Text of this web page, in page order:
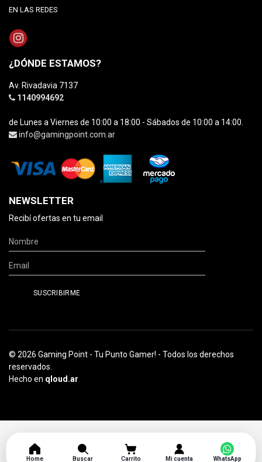
EN LAS REDES
¿DÓNDE ESTAMOS?
Av. Rivadavia 7137
1140994692
de Lunes a Viernes de 10:00 a 18:00 - Sábados de 10:00 a 14:00.
info@gamingpoint.com.ar
NEWSLETTER
Recibí ofertas en tu email
© 2026 Gaming Point - Tu Punto Gamer! - Todos los derechos
reservados.
Hecho en qloud.ar
Home Buscar Carrito Mi cuenta